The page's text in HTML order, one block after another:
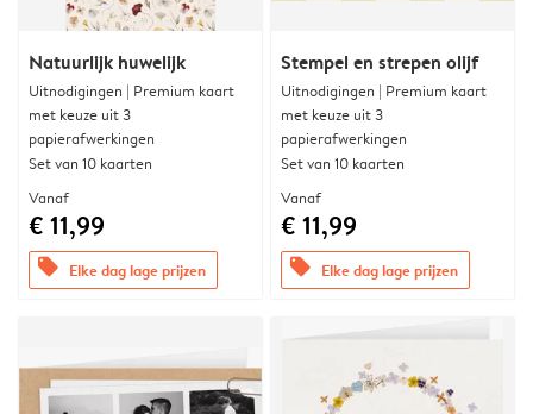
Natuurlijk huwelijk
Uitnodigingen | Premium kaart
met keuze uit 3
papierafwerkingen
Set van 10 kaarten
Vanaf
€ 11,99
offers Elke dag lage prijzen
Stempel en strepen olijf
Uitnodigingen | Premium kaart
met keuze uit 3
papierafwerkingen
Set van 10 kaarten
Vanaf
€ 11,99
offers Elke dag lage prijzen